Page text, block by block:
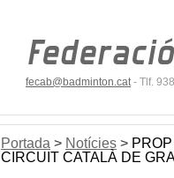
fecab@badminton.cat- Tlf.
Portada > Notícies >
CIRCUIT CATALÀ DE